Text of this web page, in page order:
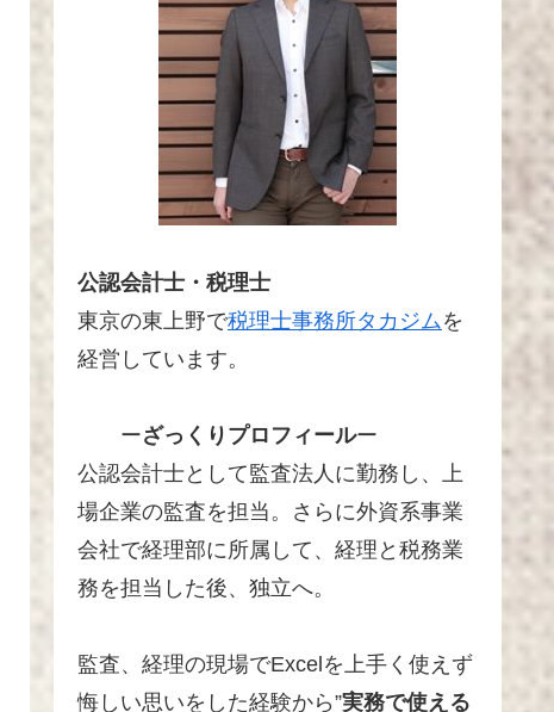
公認会計士・税理士
東京の東上野で税理士事務所タカジムを
経営しています。
ーざっくりプロフィールー
公認会計士として監査法人に勤務し、上
場企業の監査を担当。さらに外資系事業
会社で経理部に所属して、経理と税務業
務を担当した後、独立へ。
監査、経理の現場でExcelを上手く使えず
悔しい思いをした経験から”実務で使える